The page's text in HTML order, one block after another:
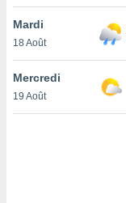
de
Mardi
18 Août
Mercredi
19 Août